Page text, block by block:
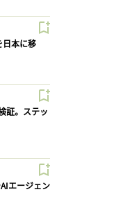
日本に移
証。ステッ
エージェン